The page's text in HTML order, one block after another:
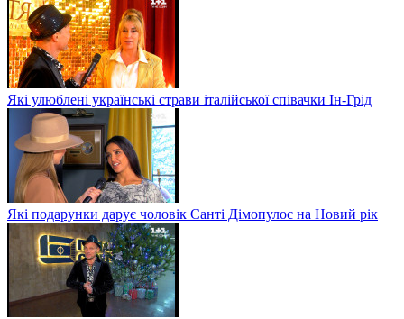
Які улюблені українські страви італійської співачки Ін-Грід
Які подарунки дарує чоловік Санті Дімопулос на Новий рік